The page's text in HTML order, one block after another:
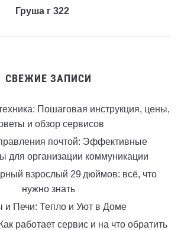
Груша г 322
СВЕЖИЕ ЗАПИСИ
Пошаговая инструкция, цены,
и обзор сервисов
почтой: Эффективные
для организации коммуникации
взрослый 29 дюймов: всё, что
нужно знать
и Печи: Тепло и Уют в Доме
работает сервис и на что обратить